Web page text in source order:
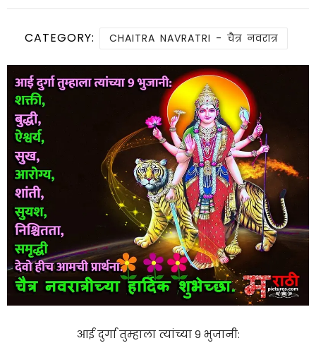
CATEGORY: CHAITRA NAVRATRI - चैत्र नवरात्र
आई दुर्गा तुम्हाला त्यांच्या 9 भुजानी: